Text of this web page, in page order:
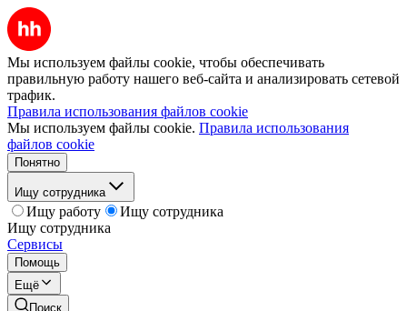
Мы используем файлы cookie, чтобы обеспечивать
правильную работу нашего веб-сайта и анализировать сетевой
трафик.
Правила использования файлов cookie
Мы используем файлы cookie. Правила использования
файлов cookie
Понятно
Ищу сотрудника
Ищу работу
Ищу сотрудника
Ищу сотрудника
Сервисы
Помощь
Ещё
Поиск